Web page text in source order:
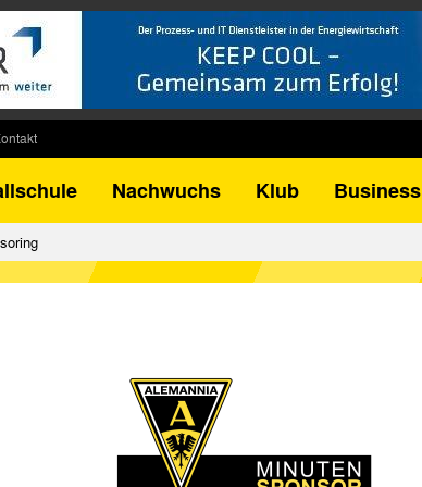
Pokal
Nachwuchs Klub Business